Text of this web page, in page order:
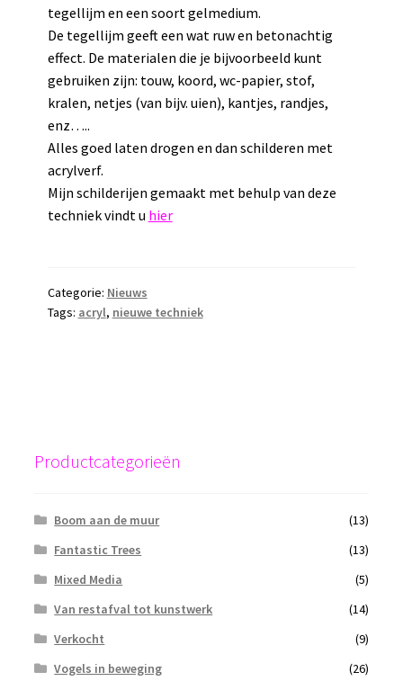
tegellijm en een soort gelmedium.
De tegellijm geeft een wat ruw en betonachtig
effect. De materialen die je bijvoorbeeld kunt
gebruiken zijn: touw, koord, wc-papier, stof,
kralen, netjes (van bijv. uien), kantjes, randjes,
enz…..
Alles goed laten drogen en dan schilderen met
acrylverf.
Mijn schilderijen gemaakt met behulp van deze
techniek vindt u hier
Categorie: Nieuws
Tags: acryl, nieuwe techniek
Productcategorieën
Boom aan de muur
(13)
Fantastic Trees
(13)
Mixed Media
(5)
Van restafval tot kunstwerk
(14)
Verkocht
(9)
Vogels in beweging
(26)